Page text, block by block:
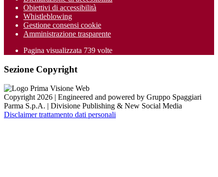
Obiettivi di accessibilità
Whistleblowing
Gestione consensi cookie
Amministrazione trasparente
Pagina visualizzata 739 volte
Sezione Copyright
Copyright 2026 | Engineered and powered by Gruppo Spaggiari
Parma S.p.A. | Divisione Publishing & New Social Media
Disclaimer trattamento dati personali